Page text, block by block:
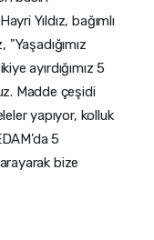
Yıldız, bağımlı
ayırdığımız 5
Madde çeşidi
yapıyor, kolluk
5
bize